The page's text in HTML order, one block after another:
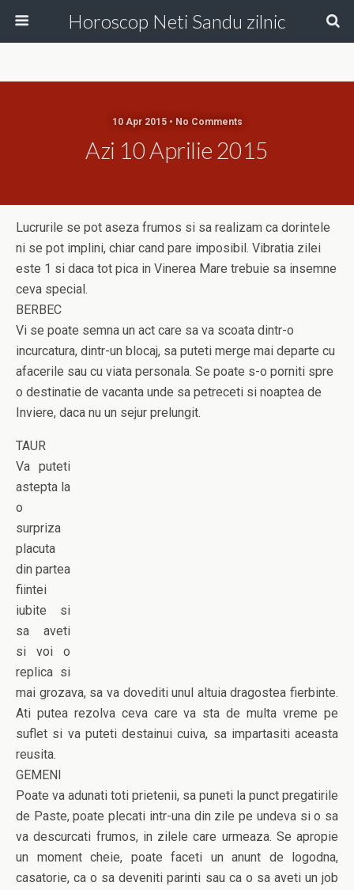
Horoscop Neti Sandu zilnic
10 Apr 2015 • No Comments
Azi 10 Aprilie 2015
Lucrurile se pot aseza frumos si sa realizam ca dorintele
ni se pot implini, chiar cand pare imposibil. Vibratia zilei
este 1 si daca tot pica in Vinerea Mare trebuie sa insemne
ceva special.
BERBEC
Vi se poate semna un act care sa va scoata dintr-o
incurcatura, dintr-un blocaj, sa puteti merge mai departe cu
afacerile sau cu viata personala. Se poate s-o porniti spre
o destinatie de vacanta unde sa petreceti si noaptea de
Inviere, daca nu un sejur prelungit.
TAUR
Va puteti
astepta la
o
surpriza
placuta
din partea
fiintei
iubite si
sa aveti
si voi o
replica si
mai grozava, sa va dovediti unul altuia dragostea fierbinte.
Ati putea rezolva ceva care va sta de multa vreme pe
suflet si va puteti destainui cuiva, sa impartasiti aceasta
reusita.
GEMENI
Poate va adunati toti prietenii, sa puneti la punct pregatirile
de Paste, poate plecati intr-una din zile pe undeva si o sa
va descurcati frumos, in zilele care urmeaza. Se apropie
un moment cheie, poate faceti un anunt de logodna,
casatorie, ca o sa deveniti parinti sau ca o sa aveti un job